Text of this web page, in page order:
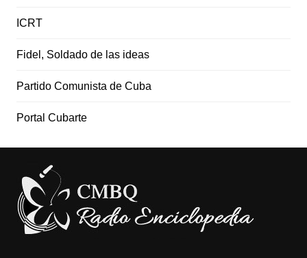
ICRT
Fidel, Soldado de las ideas
Partido Comunista de Cuba
Portal Cubarte